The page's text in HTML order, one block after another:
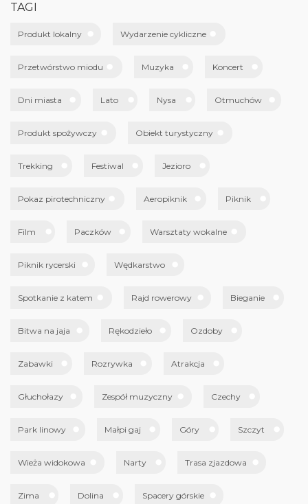
TAGI
Produkt lokalny Wydarzenie cykliczne
Przetwórstwo miodu Muzyka Koncert
Dni miasta Lato Nysa Otmuchów
Produkt spożywczy Obiekt turystyczny
Trekking Festiwal Jezioro
Pokaz pirotechniczny Aeropiknik Piknik
Film Paczków Warsztaty wokalne
Piknik rycerski Wędkarstwo
Spotkanie z katem Rajd rowerowy Bieganie
Bitwa na jaja Rękodzieło Ozdoby
Zabawki Rozrywka Atrakcja
Głuchołazy Zespół muzyczny Czechy
Park linowy Małpi gaj Góry Szczyt
Wieża widokowa Narty Trasa zjazdowa
Zima Dolina Spacery górskie